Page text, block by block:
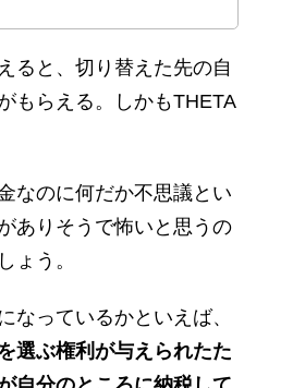
ると、切り替えた先の自
もらえる。しかもTHETA
なのに何だか不思議とい
ありそうで怖いと思うの
ょう。
なっているかといえば、
選ぶ権利が与えられたた